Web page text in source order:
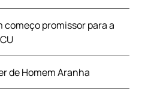
começo promissor para a
de Homem Aranha